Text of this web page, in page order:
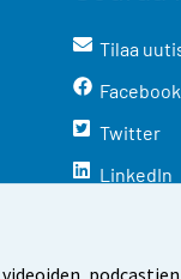
Tilaa
Facebook
Twitter
LinkedIn